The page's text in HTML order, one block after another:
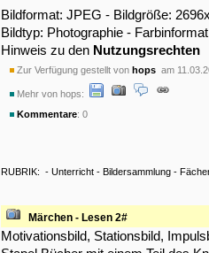
Bildformat: JPEG - Bildgröße:
Bildtyp: Photographie -
Hinweis zu den Nutzungsrechten
Zur Verfügung gestellt von hops am
Mehr von hops:
Kommentare: 0
RUBRIK: - Unterricht - Bildersammlung -
Märchen - Lesen 2#
Motivationsbild, Stationsbild,